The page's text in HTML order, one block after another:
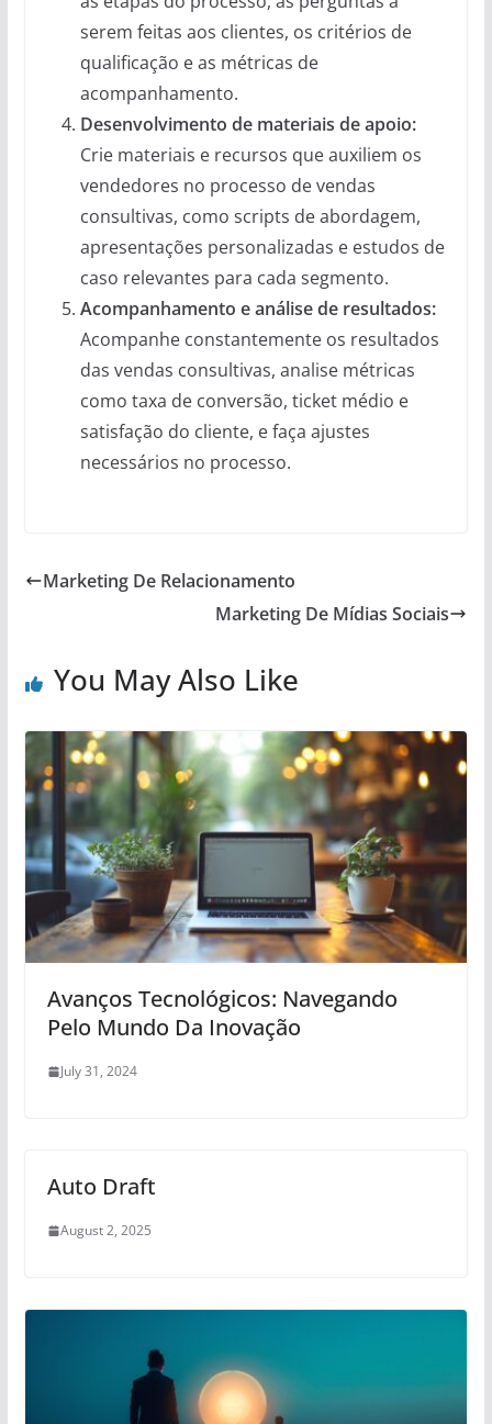
serem feitas aos clientes, os critérios de
qualificação e as métricas de
acompanhamento.
Desenvolvimento de materiais de apoio:
Crie materiais e recursos que auxiliem os
vendedores no processo de vendas
consultivas, como scripts de abordagem,
apresentações personalizadas e estudos de
caso relevantes para cada segmento.
Acompanhamento e análise de resultados:
Acompanhe constantemente os resultados
das vendas consultivas, analise métricas
como taxa de conversão, ticket médio e
satisfação do cliente, e faça ajustes
necessários no processo.
Marketing De Relacionamento
Marketing De Mídias Sociais
You May Also Like
Avanços Tecnológicos: Navegando
Pelo Mundo Da Inovação
July 31, 2024
Auto Draft
August 2, 2025